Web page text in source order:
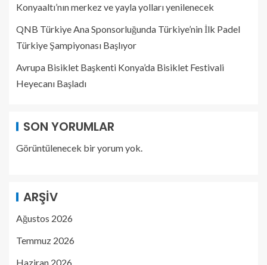
Konyaaltı’nın merkez ve yayla yolları yenilenecek
QNB Türkiye Ana Sponsorluğunda Türkiye’nin İlk Padel
Türkiye Şampiyonası Başlıyor
Avrupa Bisiklet Başkenti Konya’da Bisiklet Festivali
Heyecanı Başladı
SON YORUMLAR
Görüntülenecek bir yorum yok.
ARŞIV
Ağustos 2026
Temmuz 2026
Haziran 2026